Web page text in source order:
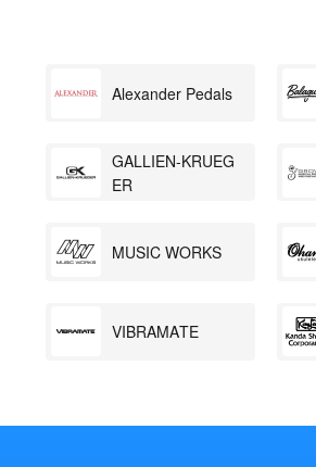
Alexander Pedals
GALLIEN-KRUEG
ER
MUSIC WORKS
VIBRAMATE